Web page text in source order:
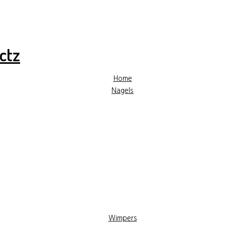
Home
Nagels
Wimpers